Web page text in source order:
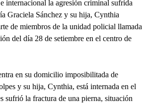
internacional la agresión criminal sufrida
Graciela Sánchez y su hija, Cynthia
de miembros de la unidad policial llamada
del día 28 de setiembre en el centro de
en su domicilio imposibilitada de
y su hija, Cynthia, está internada en el
sufrió la fractura de una pierna, situación